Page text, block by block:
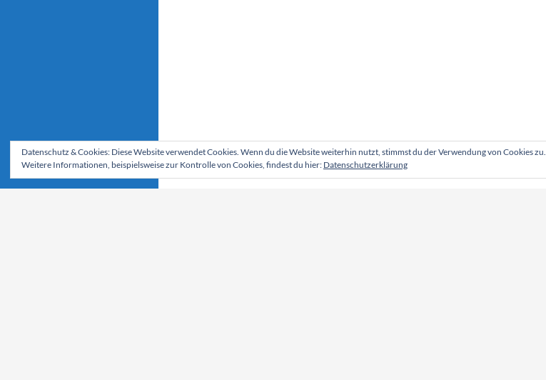
Datenschutz & Cookies: Diese Website verwendet Cookies. Wenn du die Website weiterhin nutzt, stimmst du der Verwendung von Cookies zu.
Weitere Informationen, beispielsweise zur Kontrolle von Cookies, findest du hier: Datenschutzerklärung